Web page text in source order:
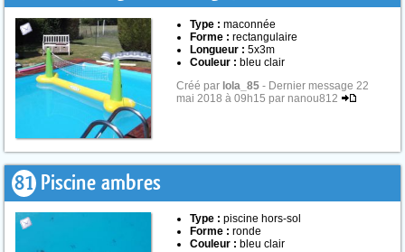
Type : maconnée
Forme : rectangulaire
Longueur : 5x3m
Couleur : bleu clair
Créé par lola_85 - Dernier message 22
mai 2018 à 09h15 par nanou812
81 Piscine ambres
Type : piscine hors-sol
Forme : ronde
Couleur : bleu clair